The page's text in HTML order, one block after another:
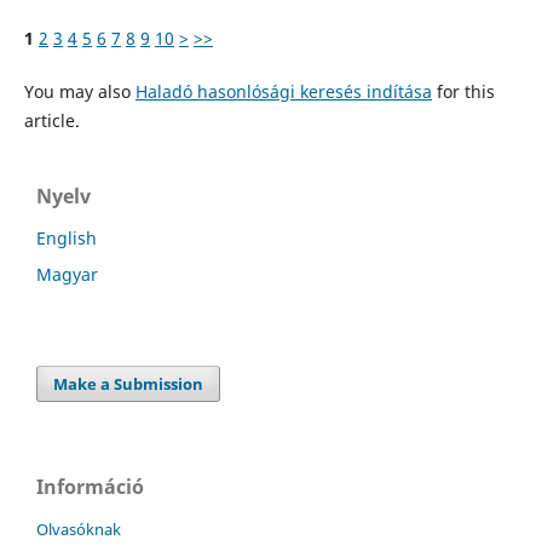
1 2 3 4 5 6 7 8 9 10 > >>
You may also Haladó hasonlósági keresés indítása for this
article.
Nyelv
English
Magyar
Make a Submission
Információ
Olvasóknak